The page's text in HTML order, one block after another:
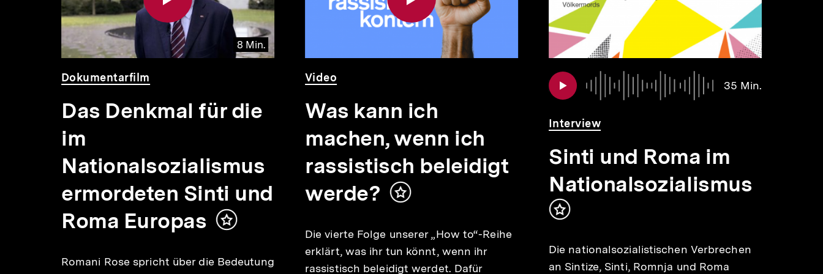
8 Min.
Video
Dauer
8
Min.
Dokumentarfilm
Das Denkmal für die
im
Nationalsozialismus
ermordeten Sinti und
Roma Europas
Inhalt
Romani Rose spricht über die Bedeutung
Video
Dauer
Video
Was kann ich
machen, wenn ich
rassistisch beleidigt
werde?
Inhalt
Die vierte Folge unserer „How to“-Reihe
erklärt, was ihr tun könnt, wenn ihr
rassistisch beleidigt werdet. Dafür
35 Min.
Interview
Sinti und Roma im
Nationalsozialismus
Inhalt
Die nationalsozialistischen Verbrechen
an Sintize, Sinti, Romnja und Roma